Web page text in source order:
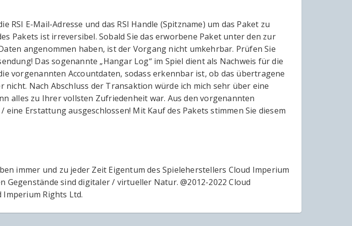
RSI E-Mail-Adresse und das RSI Handle (Spitzname) um das Paket zu
Pakets ist irreversibel. Sobald Sie das erworbene Paket unter den zur
angenommen haben, ist der Vorgang nicht umkehrbar. Prüfen Sie
Das sogenannte „Hangar Log“ im Spiel dient als Nachweis für die
vorgenannten Accountdaten, sodass erkennbar ist, ob das übertragene
nicht. Nach Abschluss der Transaktion würde ich mich sehr über eine
alles zu Ihrer vollsten Zufriedenheit war. Aus den vorgenannten
eine Erstattung ausgeschlossen! Mit Kauf des Pakets stimmen Sie diesem
immer und zu jeder Zeit Eigentum des Spieleherstellers Cloud Imperium
Gegenstände sind digitaler / virtueller Natur. @2012-2022 Cloud
Imperium Rights Ltd.